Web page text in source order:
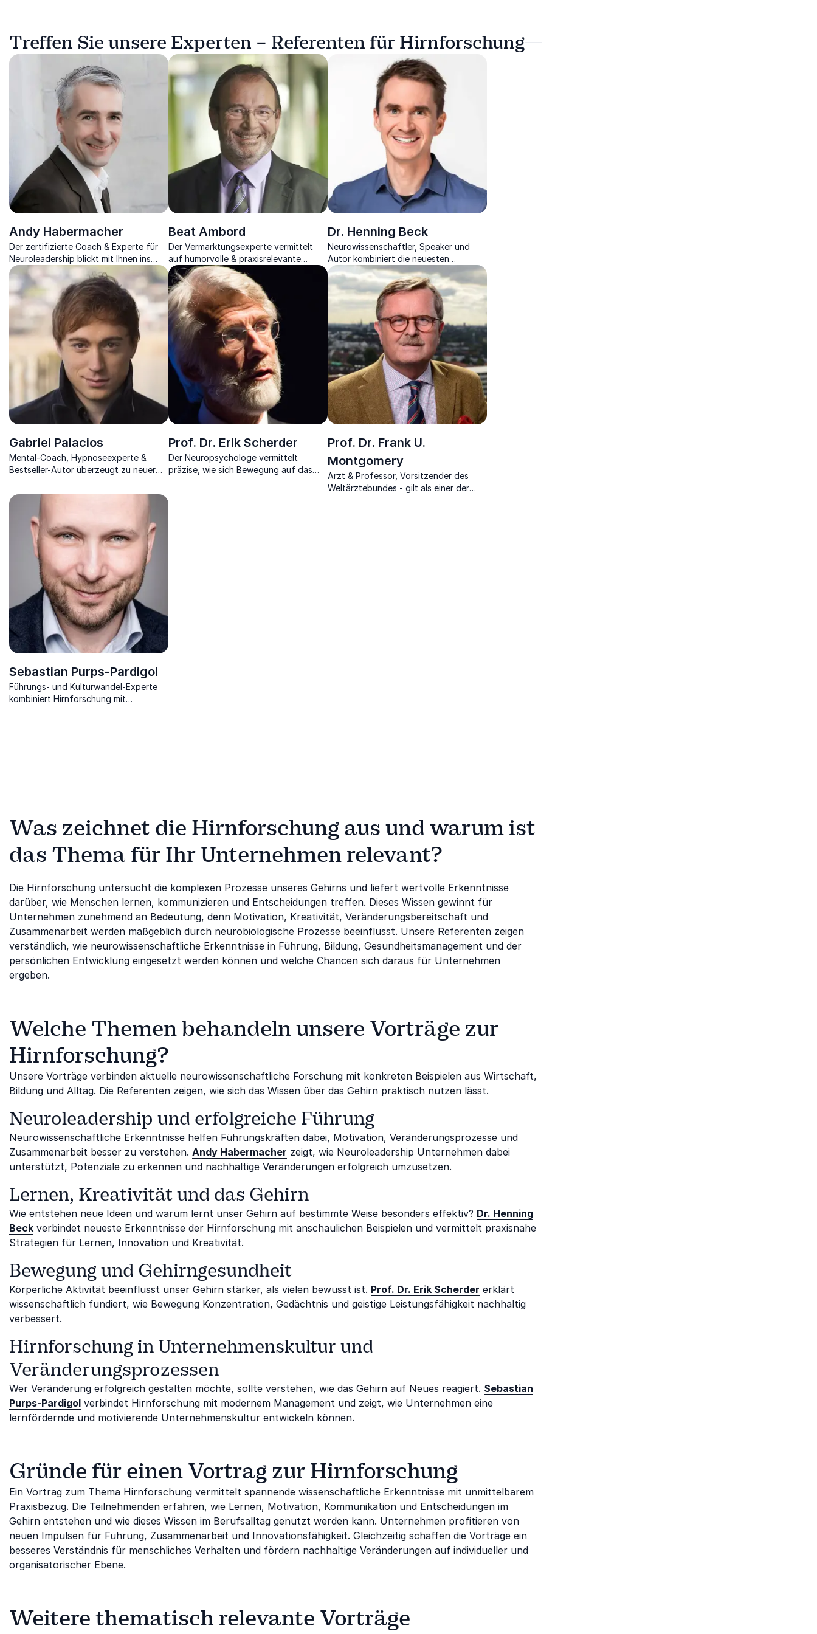
Treffen Sie unsere Experten – Referenten für Hirnforschung
Andy Habermacher
Der zertifizierte Coach & Experte für
Neuroleadership blickt mit Ihnen ins
Gehirn sowie den Nutzen für Ihr
Unternehmen
Beat Ambord
Der Vermarktungsexperte vermittelt
auf humorvolle & praxisrelevante
Weise, wie Potentiale im Verkauf
genutzt werden
Dr. Henning Beck
Neurowissenschaftler, Speaker und
Autor kombiniert die neuesten
Entdeckungen der Hirnforschung mit
dem modernen Alltag
Gabriel Palacios
Mental-Coach, Hypnoseexperte &
Bestseller-Autor überzeugt zu neuer
führt
Prof. Dr. Erik Scherder
Der Neuropsychologe vermittelt
präzise, wie sich Bewegung auf das
Prof. Dr. Frank U.
Montgomery
Arzt & Professor, Vorsitzender des
Weltärztebundes - gilt als einer der
Sebastian Purps-Pardigol
Führungs- und Kulturwandel-Experte
kombiniert Hirnforschung mit
Was zeichnet die Hirnforschung aus und warum ist
das Thema für Ihr Unternehmen relevant?
Die Hirnforschung untersucht die komplexen Prozesse unseres Gehirns und liefert wertvolle Erkenntnisse
darüber, wie Menschen lernen, kommunizieren und Entscheidungen treffen. Dieses Wissen gewinnt für
Unternehmen zunehmend an Bedeutung, denn Motivation, Kreativität, Veränderungsbereitschaft und
Zusammenarbeit werden maßgeblich durch neurobiologische Prozesse beeinflusst. Unsere Referenten zeigen
verständlich, wie neurowissenschaftliche Erkenntnisse in Führung, Bildung, Gesundheitsmanagement und der
persönlichen Entwicklung eingesetzt werden können und welche Chancen sich daraus für Unternehmen
ergeben.
Welche Themen behandeln unsere Vorträge zur
Hirnforschung?
Unsere Vorträge verbinden aktuelle neurowissenschaftliche Forschung mit konkreten Beispielen aus Wirtschaft,
Bildung und Alltag. Die Referenten zeigen, wie sich das Wissen über das Gehirn praktisch nutzen lässt.
Neuroleadership und erfolgreiche Führung
Neurowissenschaftliche Erkenntnisse helfen Führungskräften dabei, Motivation, Veränderungsprozesse und
Zusammenarbeit besser zu verstehen. Andy Habermacher zeigt, wie Neuroleadership Unternehmen dabei
unterstützt, Potenziale zu erkennen und nachhaltige Veränderungen erfolgreich umzusetzen.
Lernen, Kreativität und das Gehirn
Wie entstehen neue Ideen und warum lernt unser Gehirn auf bestimmte Weise besonders effektiv? Dr. Henning
Beck verbindet neueste Erkenntnisse der Hirnforschung mit anschaulichen Beispielen und vermittelt praxisnahe
Strategien für Lernen, Innovation und Kreativität.
Bewegung und Gehirngesundheit
Körperliche Aktivität beeinflusst unser Gehirn stärker, als vielen bewusst ist. Prof. Dr. Erik Scherder erklärt
wissenschaftlich fundiert, wie Bewegung Konzentration, Gedächtnis und geistige Leistungsfähigkeit nachhaltig
verbessert.
Hirnforschung in Unternehmenskultur und
Veränderungsprozessen
Wer Veränderung erfolgreich gestalten möchte, sollte verstehen, wie das Gehirn auf Neues reagiert. Sebastian
Purps-Pardigol verbindet Hirnforschung mit modernem Management und zeigt, wie Unternehmen eine
lernfördernde und motivierende Unternehmenskultur entwickeln können.
Gründe für einen Vortrag zur Hirnforschung
Ein Vortrag zum Thema Hirnforschung vermittelt spannende wissenschaftliche Erkenntnisse mit unmittelbarem
Praxisbezug. Die Teilnehmenden erfahren, wie Lernen, Motivation, Kommunikation und Entscheidungen im
Gehirn entstehen und wie dieses Wissen im Berufsalltag genutzt werden kann. Unternehmen profitieren von
neuen Impulsen für Führung, Zusammenarbeit und Innovationsfähigkeit. Gleichzeitig schaffen die Vorträge ein
besseres Verständnis für menschliches Verhalten und fördern nachhaltige Veränderungen auf individueller und
organisatorischer Ebene.
Weitere thematisch relevante Vorträge